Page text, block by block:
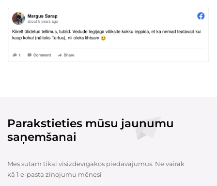
Parakstieties mūsu jaunumu
saņemšanai
Mēs sūtam tikai visizdevīgākos piedāvājumus. Ne vairāk
kā 1 e-pasta ziņojumu mēnesī